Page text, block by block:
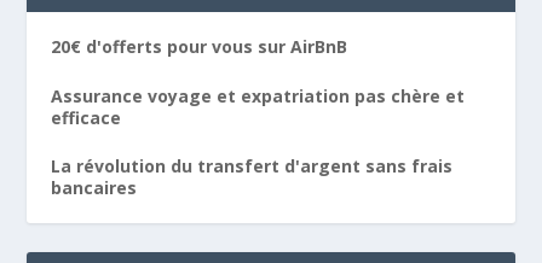
20€ d'offerts pour vous sur AirBnB
Assurance voyage et expatriation pas chère et
efficace
La révolution du transfert d'argent sans frais
bancaires